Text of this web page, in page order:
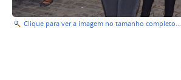
Clique para ver a imagem no tamanho completo…